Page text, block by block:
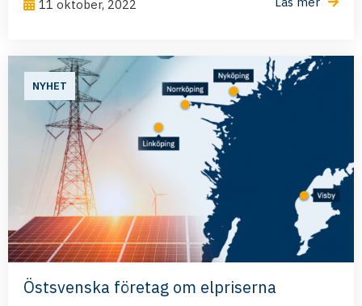
11 oktober, 2022
NYHET
Östsvenska företag om elpriserna